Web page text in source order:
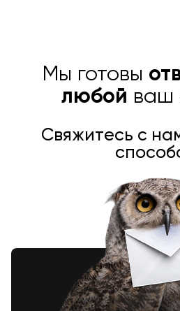
Мы готовы
любой ваш
Свяжитесь с